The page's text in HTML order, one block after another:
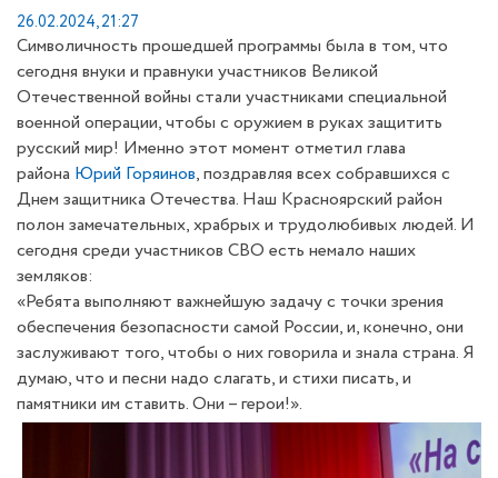
26.02.2024, 21:27
Символичность прошедшей программы была в том, что
сегодня внуки и правнуки участников Великой
Отечественной войны стали участниками специальной
военной операции, чтобы с оружием в руках защитить
русский мир! Именно этот момент отметил глава
района Юрий Горяинов, поздравляя всех собравшихся с
Днем защитника Отечества. Наш Красноярский район
полон замечательных, храбрых и трудолюбивых людей. И
сегодня среди участников СВО есть немало наших
земляков:
«Ребята выполняют важнейшую задачу с точки зрения
обеспечения безопасности самой России, и, конечно, они
заслуживают того, чтобы о них говорила и знала страна. Я
думаю, что и песни надо слагать, и стихи писать, и
памятники им ставить. Они – герои!».